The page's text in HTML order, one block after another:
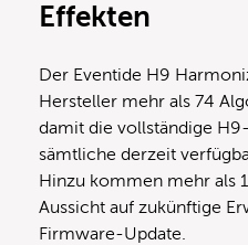
Effekten
Der Eventide H9
Hersteller mehr als 74
damit die vollständige
sämtliche derzeit
Hinzu kommen mehr als
Aussicht auf zukünftige
Firmware-Update.